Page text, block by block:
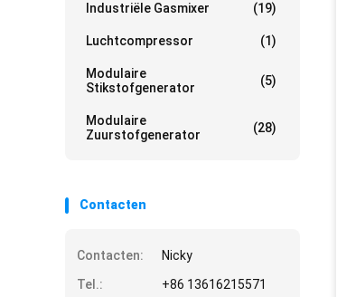
Industriële Gasmixer (19)
Luchtcompressor (1)
Modulaire
Stikstofgenerator
(5)
Modulaire
Zuurstofgenerator
(28)
Contacten
Contacten:
Nicky
Tel.:
+86 13616215571